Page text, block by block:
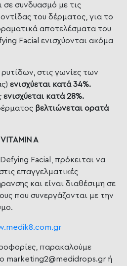
σε συνδυασμό με τις
του δέρματος, για το
αποτελέσματα του
Facial ενισχύονται ακόμα
στις γωνίες των
ενισχύεται κατά 34%.
ενισχύεται κατά 28%.
βελτιώνεται ορατά
VITAMIN A
Facial, πρόκειται να
επαγγελματικές
και είναι διαθέσιμη σε
που συνεργάζονται με την
παρακαλούμε
marketing2@medidrops.gr ή